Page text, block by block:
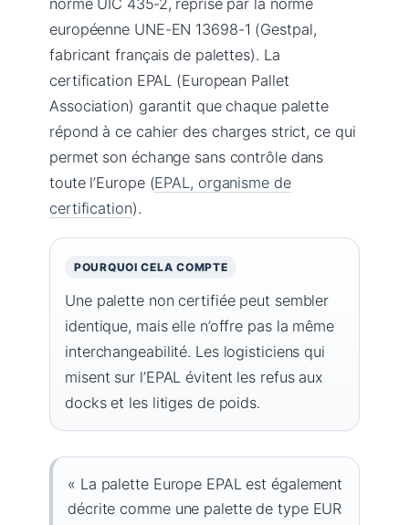
européenne UNE-EN 13698-1 (Gestpal,
fabricant français de palettes). La
certification EPAL (European Pallet
Association) garantit que chaque palette
répond à ce cahier des charges strict, ce qui
permet son échange sans contrôle dans
toute l’Europe (EPAL, organisme de
certification).
POURQUOI CELA COMPTE
Une palette non certifiée peut sembler
identique, mais elle n’offre pas la même
interchangeabilité. Les logisticiens qui
misent sur l’EPAL évitent les refus aux
docks et les litiges de poids.
« La palette Europe EPAL est également
décrite comme une palette de type EUR